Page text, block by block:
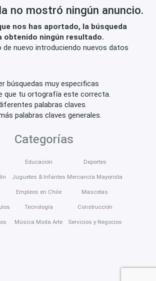
no mostró ningún anuncio.
nos has aportado, la búsqueda
obtenido ningún resultado.
de nuevo introduciendo nuevos datos
búsquedas muy especificas
que tu ortografía este correcta.
palabras claves.
palabras claves generales.
Categorías
Educación
Juguetes & Infantes
Empleos en Chile
Tecnología
Música Moda Arte
Deportes
Mercancía Mayorista
Mascotas
Construcción
Servicios y Negocios